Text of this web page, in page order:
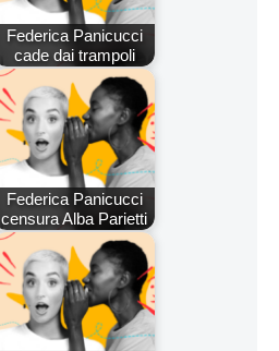
Federica Panicucci
cade dai trampoli
Federica Panicucci
censura Alba Parietti